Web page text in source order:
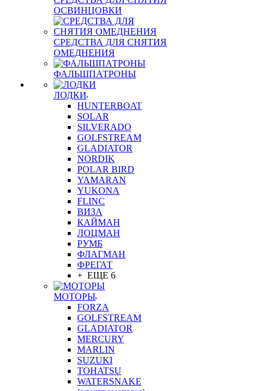
ОСВИНЦОВКИ
СРЕДСТВА ДЛЯ СНЯТИЯ
ОМЕДНЕНИЯ
ФАЛЬШПАТРОНЫ
ЛОДКИ
HUNTERBOAT
SOLAR
SILVERADO
GOLFSTREAM
GLADIATOR
NORDIK
POLAR BIRD
YAMARAN
YUKONA
FLINC
ВИЗА
КАЙМАН
ЛОЦМАН
РУМБ
ФЛАГМАН
ФРЕГАТ
+ ЕЩЕ 6
МОТОРЫ
FORZA
GOLFSTREAM
GLADIATOR
MERCURY
MARLIN
SUZUKI
TOHATSU
WATERSNAKE